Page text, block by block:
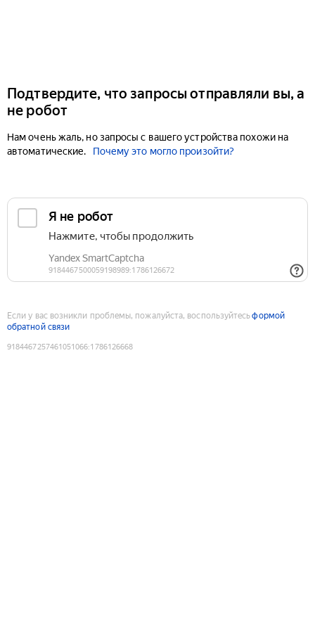
Подтвердите, что запросы отправляли вы, а
не робот
Нам очень жаль, но запросы с вашего устройства похожи на
автоматические.
Почему это могло произойти?
Если у вас возникли проблемы, пожалуйста, воспользуйтесьформой
обратной связи
9184467257461051066:1786126668